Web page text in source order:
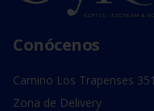
Conócenos
Camino Los Trapenses
Zona de Delivery